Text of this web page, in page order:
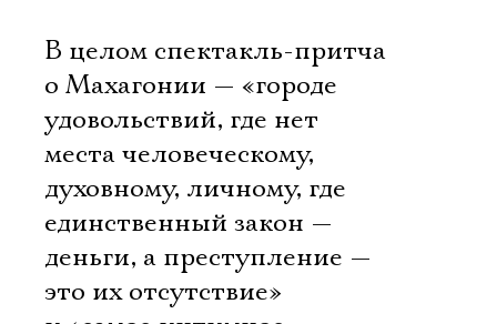
В целом спектакль-притча
о Махагонии — «городе
удовольствий, где нет
места человеческому,
духовному, личному, где
единственный закон —
деньги, а преступление —
это их отсутствие»